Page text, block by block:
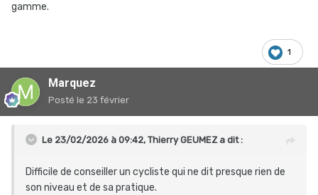
gamme.
1
Marquez
Posté le 23 février
Le 23/02/2026 à 09:42, Thierry GEUMEZa dit :
Difficile de conseiller un cycliste qui ne dit presque rien de
son niveau et de sa pratique.